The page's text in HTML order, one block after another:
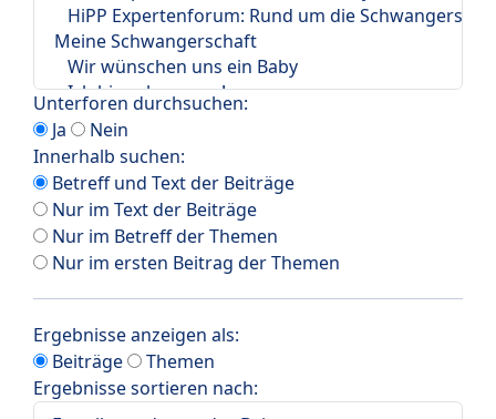
Unterforen durchsuchen:
Ja
Nein
Innerhalb suchen:
Betreff und Text der Beiträge
Nur im Text der Beiträge
Nur im Betreff der Themen
Nur im ersten Beitrag der Themen
Ergebnisse anzeigen als:
Beiträge
Themen
Ergebnisse sortieren nach: